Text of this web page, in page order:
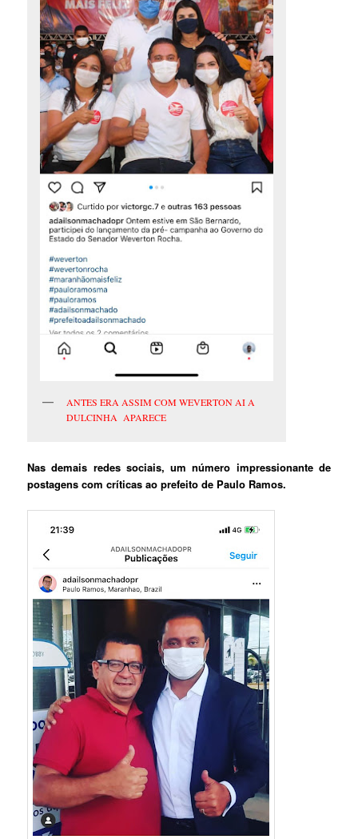
ANTES ERA ASSIM COM WEVERTON AI A
DULCINHA APARECE
Nas demais redes sociais, um número impressionante de
postagens com críticas ao prefeito de Paulo Ramos.